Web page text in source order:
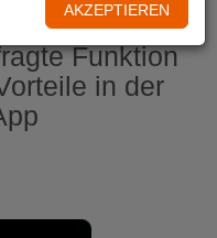
Funktion
in der
AKZEPTIEREN